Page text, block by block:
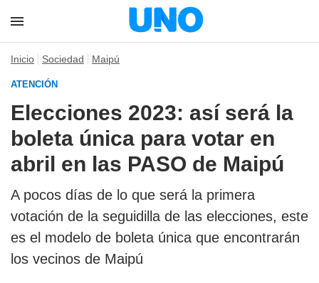
Inicio Sociedad Maipú
ATENCIÓN
Elecciones 2023: así será la
boleta única para votar en
abril en las PASO de Maipú
A pocos días de lo que será la primera
votación de la seguidilla de las elecciones, este
es el modelo de boleta única que encontrarán
los vecinos de Maipú